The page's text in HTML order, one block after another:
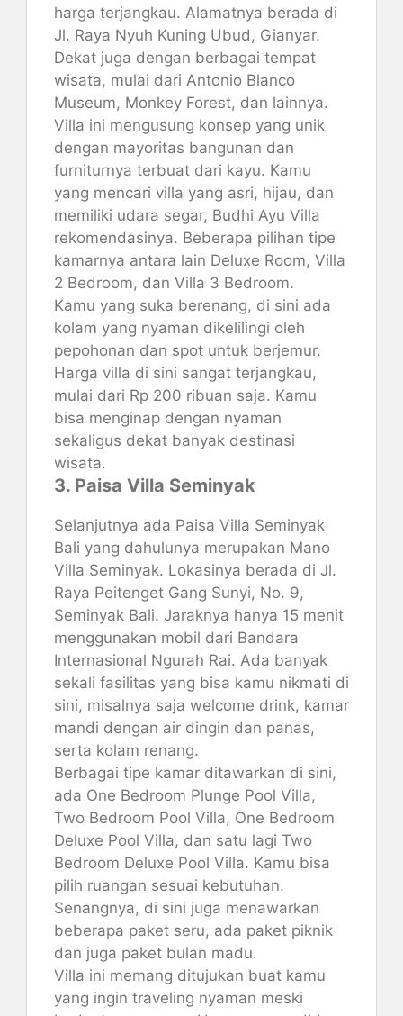
harga terjangkau. Alamatnya berada di
Jl. Raya Nyuh Kuning Ubud, Gianyar.
Dekat juga dengan berbagai tempat
wisata, mulai dari Antonio Blanco
Museum, Monkey Forest, dan lainnya.
Villa ini mengusung konsep yang unik
dengan mayoritas bangunan dan
furniturnya terbuat dari kayu. Kamu
yang mencari villa yang asri, hijau, dan
memiliki udara segar, Budhi Ayu Villa
rekomendasinya. Beberapa pilihan tipe
kamarnya antara lain Deluxe Room, Villa
2 Bedroom, dan Villa 3 Bedroom.
Kamu yang suka berenang, di sini ada
kolam yang nyaman dikelilingi oleh
pepohonan dan spot untuk berjemur.
Harga villa di sini sangat terjangkau,
mulai dari Rp 200 ribuan saja. Kamu
bisa menginap dengan nyaman
sekaligus dekat banyak destinasi
wisata.
3. Paisa Villa Seminyak
Selanjutnya ada Paisa Villa Seminyak
Bali yang dahulunya merupakan Mano
Villa Seminyak. Lokasinya berada di Jl.
Raya Peitenget Gang Sunyi, No. 9,
Seminyak Bali. Jaraknya hanya 15 menit
menggunakan mobil dari Bandara
Internasional Ngurah Rai. Ada banyak
sekali fasilitas yang bisa kamu nikmati di
sini, misalnya saja welcome drink, kamar
mandi dengan air dingin dan panas,
serta kolam renang.
Berbagai tipe kamar ditawarkan di sini,
ada One Bedroom Plunge Pool Villa,
Two Bedroom Pool Villa, One Bedroom
Deluxe Pool Villa, dan satu lagi Two
Bedroom Deluxe Pool Villa. Kamu bisa
pilih ruangan sesuai kebutuhan.
Senangnya, di sini juga menawarkan
beberapa paket seru, ada paket piknik
dan juga paket bulan madu.
Villa ini memang ditujukan buat kamu
yang ingin traveling nyaman meski